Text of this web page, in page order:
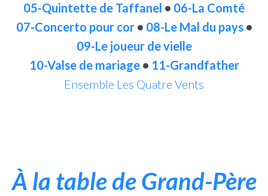
05-Quintette de Taffanel • 06-La Comté
07-Concerto pour cor• 08-Le Mal du pays•
09-Le joueur de vielle
10-Valse de mariage• 11-Grandfather
Ensemble Les Quatre Vents
À la table de Grand-Père